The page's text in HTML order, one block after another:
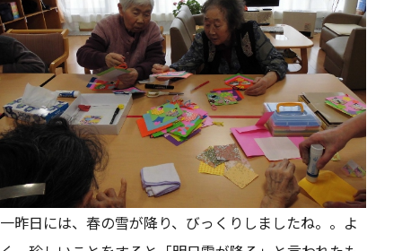
一昨日には、春の雪が降り、びっくりしましたね。。よ